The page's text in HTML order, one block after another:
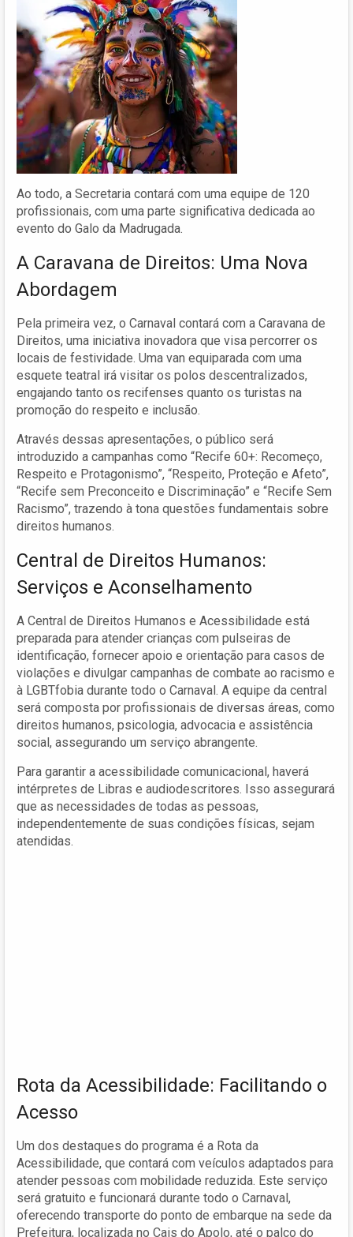
Ao todo, a Secretaria contará com uma equipe de 120
profissionais, com uma parte significativa dedicada ao
evento do Galo da Madrugada.
A Caravana de Direitos: Uma Nova
Abordagem
Pela primeira vez, o Carnaval contará com a Caravana de
Direitos, uma iniciativa inovadora que visa percorrer os
locais de festividade. Uma van equiparada com uma
esquete teatral irá visitar os polos descentralizados,
engajando tanto os recifenses quanto os turistas na
promoção do respeito e inclusão.
Através dessas apresentações, o público será
introduzido a campanhas como “Recife 60+: Recomeço,
Respeito e Protagonismo”, “Respeito, Proteção e Afeto”,
“Recife sem Preconceito e Discriminação” e “Recife Sem
Racismo”, trazendo à tona questões fundamentais sobre
direitos humanos.
Central de Direitos Humanos:
Serviços e Aconselhamento
A Central de Direitos Humanos e Acessibilidade está
preparada para atender crianças com pulseiras de
identificação, fornecer apoio e orientação para casos de
violações e divulgar campanhas de combate ao racismo e
à LGBTfobia durante todo o Carnaval. A equipe da central
será composta por profissionais de diversas áreas, como
direitos humanos, psicologia, advocacia e assistência
social, assegurando um serviço abrangente.
Para garantir a acessibilidade comunicacional, haverá
intérpretes de Libras e audiodescritores. Isso assegurará
que as necessidades de todas as pessoas,
independentemente de suas condições físicas, sejam
atendidas.
Rota da Acessibilidade: Facilitando o
Acesso
Um dos destaques do programa é a Rota da
Acessibilidade, que contará com veículos adaptados para
atender pessoas com mobilidade reduzida. Este serviço
será gratuito e funcionará durante todo o Carnaval,
oferecendo transporte do ponto de embarque na sede da
Prefeitura, localizada no Cais do Apolo, até o palco do